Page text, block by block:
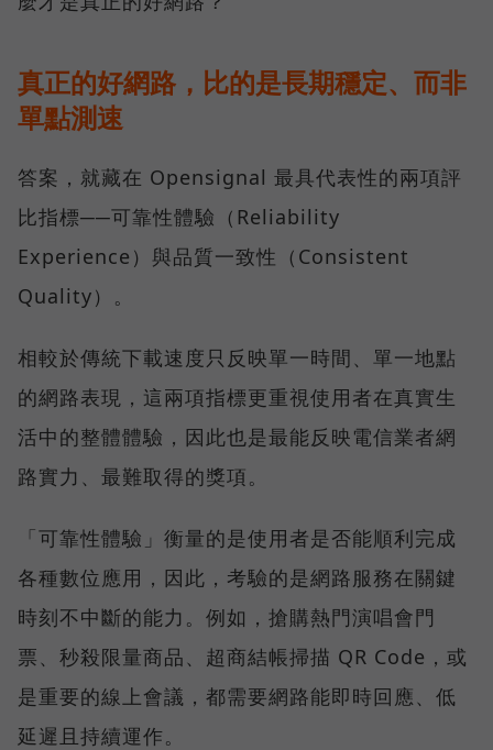
真正的好網路，比的是長期穩定、而非
單點測速
答案，就藏在 Opensignal 最具代表性的兩項評
比指標──可靠性體驗（Reliability
Experience）與品質一致性（Consistent
Quality）。
相較於傳統下載速度只反映單一時間、單一地點
的網路表現，這兩項指標更重視使用者在真實生
活中的整體體驗，因此也是最能反映電信業者網
路實力、最難取得的獎項。
「可靠性體驗」衡量的是使用者是否能順利完成
各種數位應用，因此，考驗的是網路服務在關鍵
時刻不中斷的能力。例如，搶購熱門演唱會門
票、秒殺限量商品、超商結帳掃描 QR Code，或
是重要的線上會議，都需要網路能即時回應、低
延遲且持續運作。